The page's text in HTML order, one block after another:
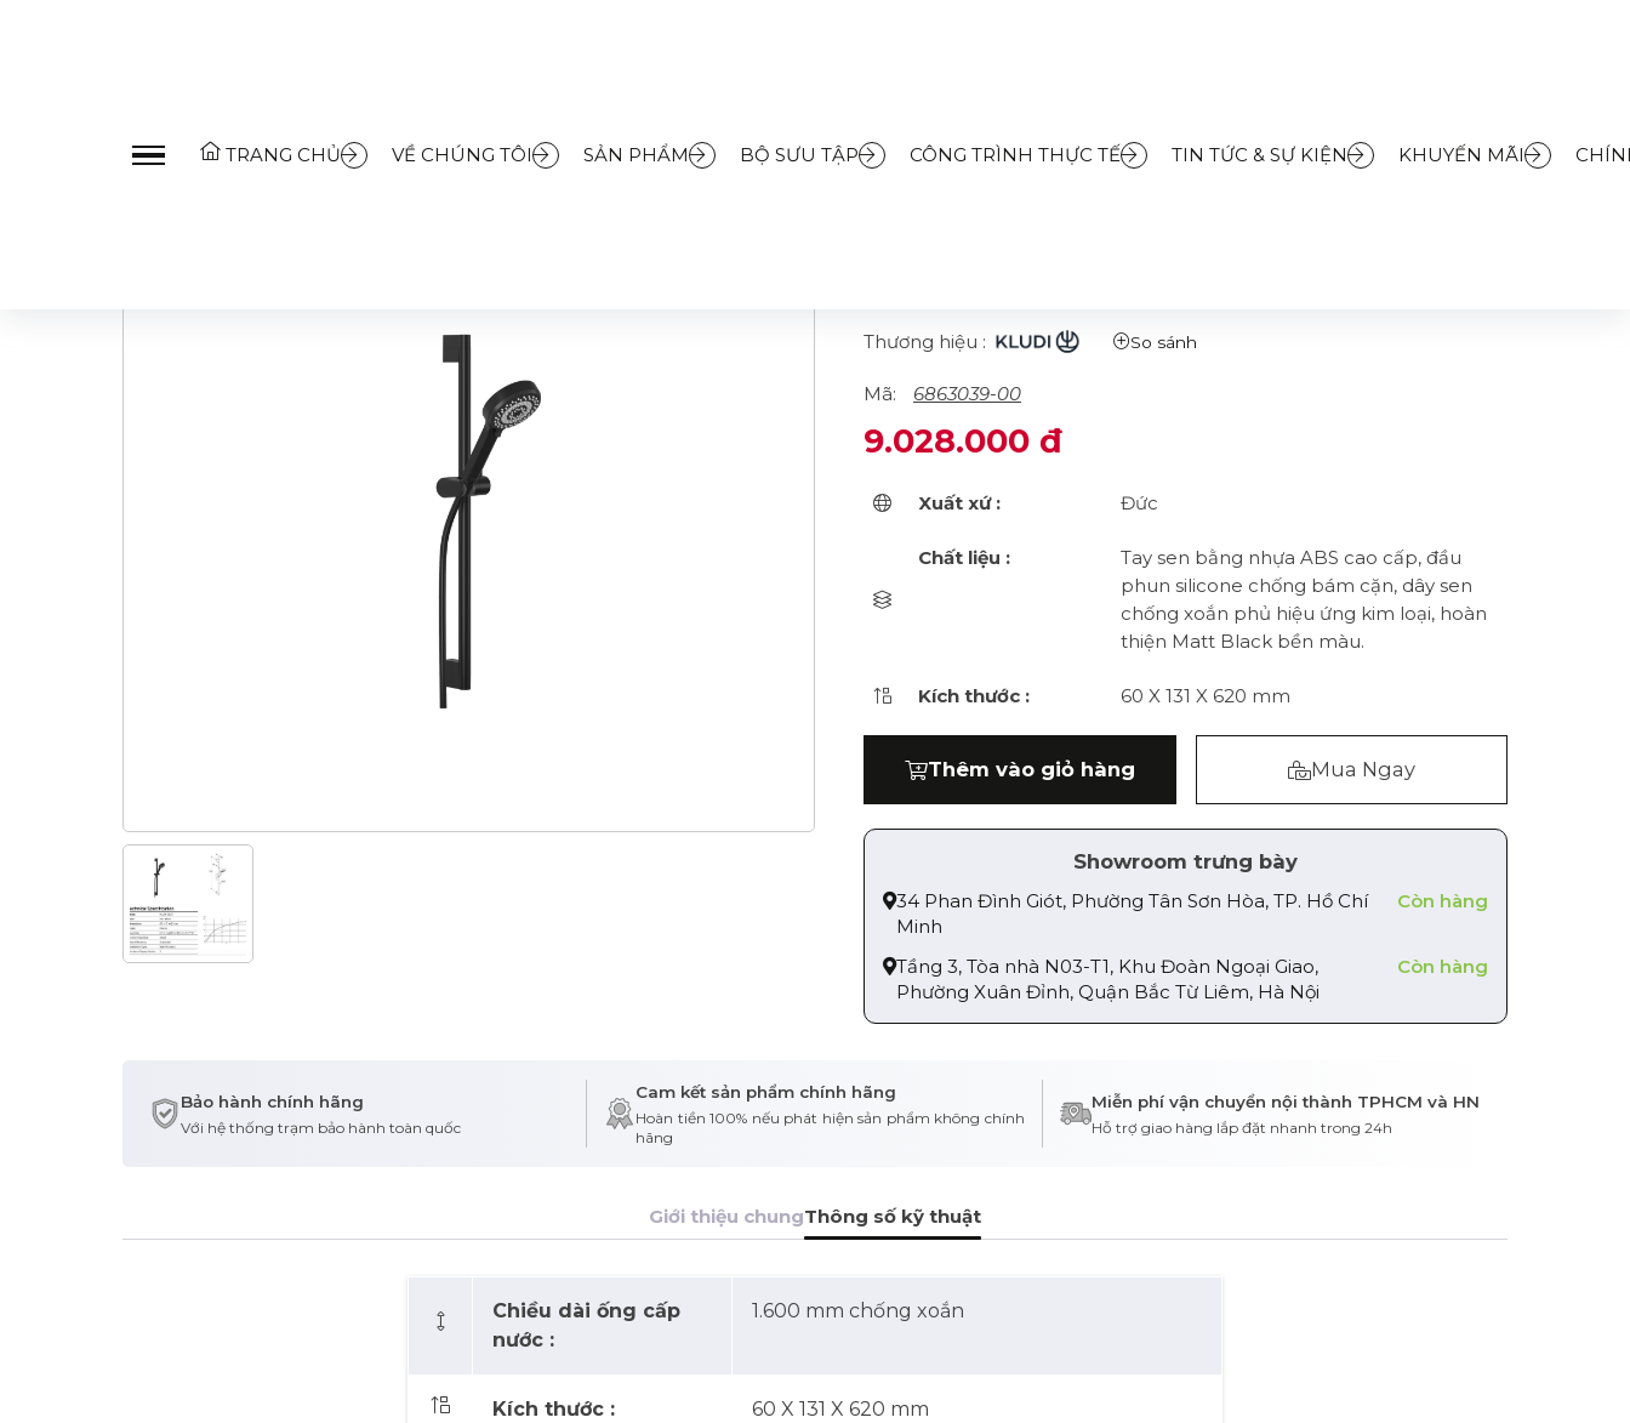
TRANG CHỦ VỀ CHÚNG TÔI SẢN PHẨM BỘ SƯU TẬP CÔNG TRÌNH THỰC TẾ TIN TỨC & SỰ KIỆN KHUYẾN MÃI
Thương hiệu : So sánh
Mã: 6863039-00
9.028.000 đ
Xuất xứ : Đức
Chất liệu :
Tay sen bằng nhựa ABS cao cấp, đầu
phun silicone chống bám cặn, dây sen
chống xoắn phủ hiệu ứng kim loại, hoàn
thiện Matt Black bền màu.
Kích thước : 60 X 131 X 620 mm
Thêm vào giỏ hàng Mua Ngay
Showroom trưng bày
34 Phan Đình Giót, Phường Tân Sơn Hòa, TP. Hồ Chí
Minh
Còn hàng
Tầng 3, Tòa nhà N03-T1, Khu Đoàn Ngoại Giao,
Phường Xuân Đỉnh, Quận Bắc Từ Liêm, Hà Nội
Còn hàng
Bảo hành chính hãng
Với hệ thống trạm bảo hành toàn quốc
Cam kết sản phẩm chính hãng
Hoàn tiền 100% nếu phát hiện sản phẩm không chính
hãng
Miễn phí vận chuyển nội thành TPHCM và HN
Hỗ trợ giao hàng lắp đặt nhanh trong 24h
Giới thiệu chungThông số kỹ thuật
Chiều dài ống cấp
nước :
1.600 mm chống xoắn
Kích thước : 60 X 131 X 620 mm